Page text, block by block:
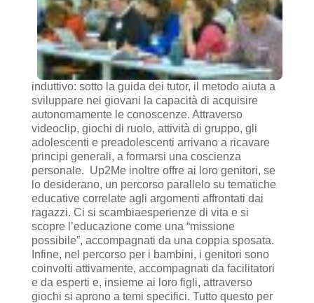
induttivo: sotto la guida dei tutor, il metodo aiuta a
sviluppare nei giovani la capacità di acquisire
autonomamente le conoscenze. Attraverso
videoclip, giochi di ruolo, attività di gruppo, gli
adolescenti e preadolescenti arrivano a ricavare
principi generali, a formarsi una coscienza
personale. Up2Me inoltre offre ai loro genitori, se
lo desiderano, un percorso parallelo su tematiche
educative correlate agli argomenti affrontati dai
ragazzi. Ci si scambiaesperienze di vita e si
scopre l’educazione come una “missione
possibile”, accompagnati da una coppia sposata.
Infine, nel percorso per i bambini, i genitori sono
coinvolti attivamente, accompagnati da facilitatori
e da esperti e, insieme ai loro figli, attraverso
giochi si aprono a temi specifici. Tutto questo per